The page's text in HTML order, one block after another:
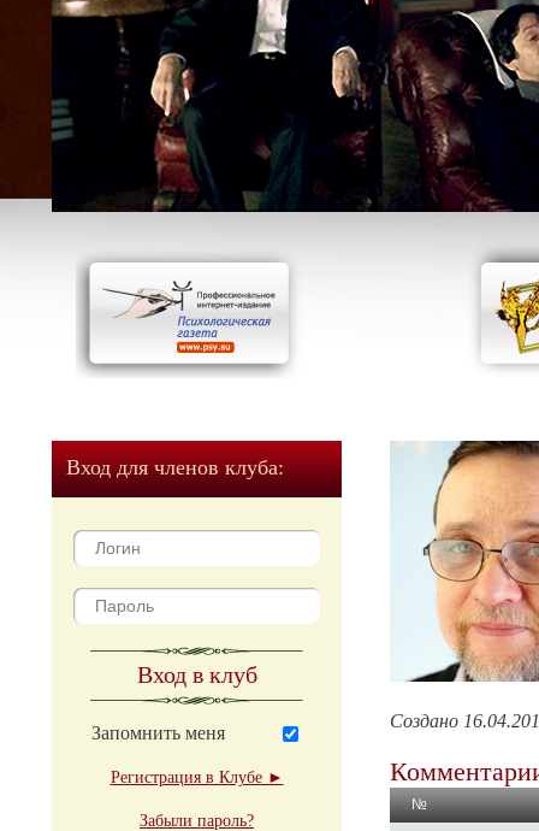
Вход для членов клуба:
Вход в клуб
Запомнить меня
Регистрация в Клубе ►
Забыли пароль?
Создано
№